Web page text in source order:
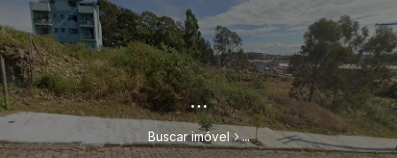
...
Buscar imóvel ...